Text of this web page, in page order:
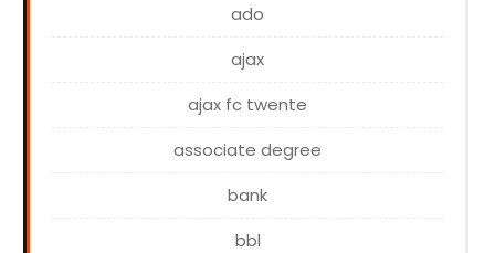
ado
ajax
ajax fc twente
associate degree
bank
bbl